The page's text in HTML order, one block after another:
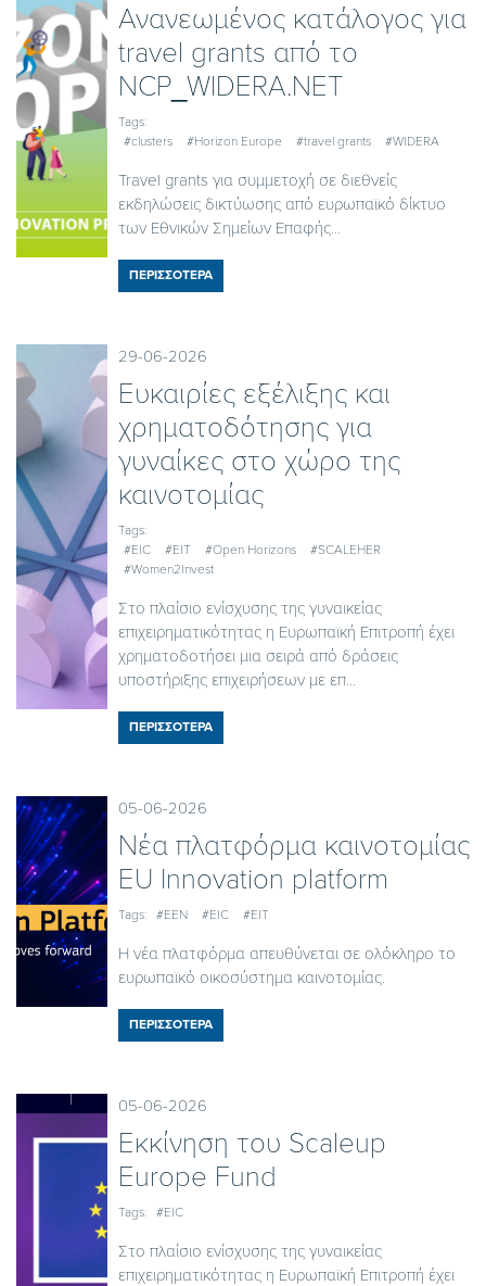
Ανανεωμένος κατάλογος για
travel grants από το
NCP_WIDERA.NET
Tags:
#clusters
#Horizon Europe #travel grants #WIDERA
Travel grants για συμμετοχή σε διεθνείς
εκδηλώσεις δικτύωσης από ευρωπαϊκό δίκτυο
των Εθνικών Σημείων Επαφής...
ΠΕΡΙΣΣΟΤΕΡΑ
29-06-2026
Ευκαιρίες εξέλιξης και
χρηματοδότησης για
γυναίκες στο χώρο της
καινοτομίας
Tags:
#EIC
#EIT #Open Horizons
#SCALEHER
#Women2Invest
Στο πλαίσιο ενίσχυσης της γυναικείας
επιχειρηματικότητας η Ευρωπαϊκή Επιτροπή έχει
χρηματοδοτήσει μια σειρά από δράσεις
υποστήριξης επιχειρήσεων με επ...
ΠΕΡΙΣΣΟΤΕΡΑ
05-06-2026
Nέα πλατφόρμα καινοτομίας
EU Innovation platform
Tags: #EEN #EIC #EIT
Η νέα πλατφόρμα απευθύνεται σε ολόκληρο το
ευρωπαϊκό οικοσύστημα καινοτομίας.
ΠΕΡΙΣΣΟΤΕΡΑ
05-06-2026
Εκκίνηση του Scaleup
Europe Fund
Tags: #EIC
Στο πλαίσιο ενίσχυσης της γυναικείας
επιχειρηματικότητας η Ευρωπαϊκή Επιτροπή έχει